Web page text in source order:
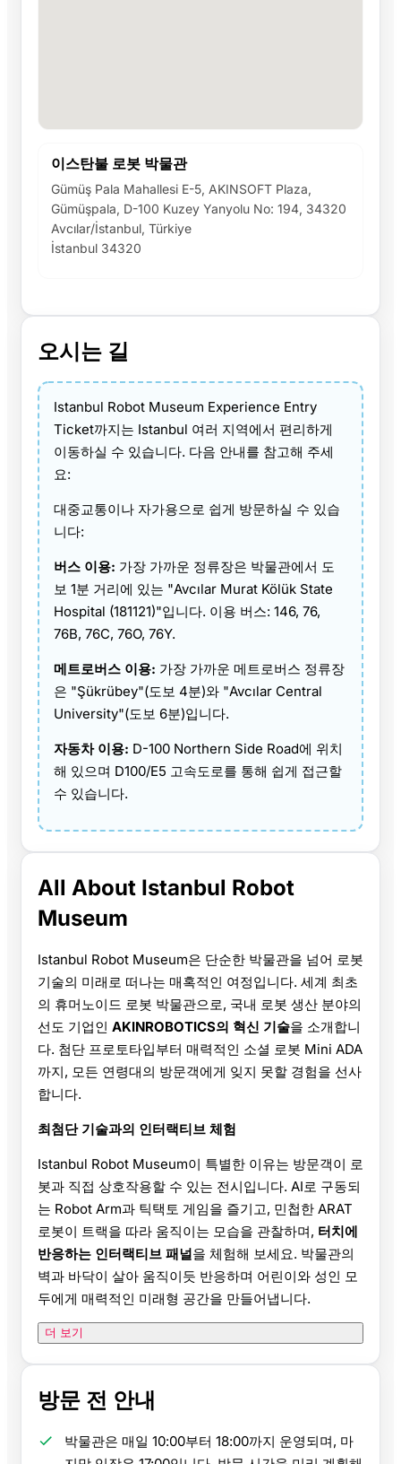
이스탄불 로봇 박물관
Gümüş Pala Mahallesi E-5, AKINSOFT Plaza,
Gümüşpala, D-100 Kuzey Yanyolu No: 194, 34320
Avcılar/İstanbul, Türkiye
İstanbul 34320
오시는 길
Istanbul Robot Museum Experience Entry
Ticket까지는 Istanbul 여러 지역에서 편리하게
이동하실 수 있습니다. 다음 안내를 참고해 주세
요:
대중교통이나 자가용으로 쉽게 방문하실 수 있습
니다:
버스 이용: 가장 가까운 정류장은 박물관에서 도
보 1분 거리에 있는 "Avcılar Murat Kölük State
Hospital (181121)"입니다. 이용 버스: 146, 76,
76B, 76C, 76O, 76Y.
메트로버스 이용: 가장 가까운 메트로버스 정류장
은 "Şükrübey"(도보 4분)와 "Avcılar Central
University"(도보 6분)입니다.
자동차 이용: D-100 Northern Side Road에 위치
해 있으며 D100/E5 고속도로를 통해 쉽게 접근할
수 있습니다.
All About Istanbul Robot
Museum
Istanbul Robot Museum은 단순한 박물관을 넘어 로봇
기술의 미래로 떠나는 매혹적인 여정입니다. 세계 최초
의 휴머노이드 로봇 박물관으로, 국내 로봇 생산 분야의
선도 기업인 AKINROBOTICS의 혁신 기술을 소개합니
다. 첨단 프로토타입부터 매력적인 소셜 로봇 Mini ADA
까지, 모든 연령대의 방문객에게 잊지 못할 경험을 선사
합니다.
최첨단 기술과의 인터랙티브 체험
Istanbul Robot Museum이 특별한 이유는 방문객이 로
봇과 직접 상호작용할 수 있는 전시입니다. AI로 구동되
는 Robot Arm과 틱택토 게임을 즐기고, 민첩한 ARAT
로봇이 트랙을 따라 움직이는 모습을 관찰하며, 터치에
반응하는 인터랙티브 패널을 체험해 보세요. 박물관의
벽과 바닥이 살아 움직이듯 반응하며 어린이와 성인 모
두에게 매력적인 미래형 공간을 만들어냅니다.
더 보기
방문 전 안내
박물관은 매일 10:00부터 18:00까지 운영되며, 마